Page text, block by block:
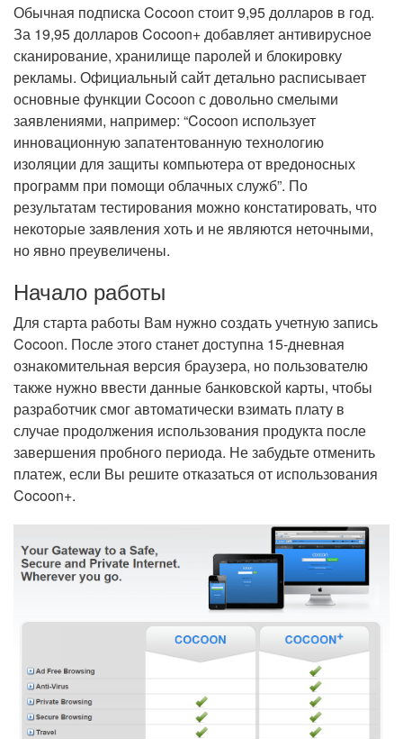
Обычная подписка Cocoon стоит 9,95 долларов в год.
За 19,95 долларов Cocoon+ добавляет антивирусное
сканирование, хранилище паролей и блокировку
рекламы. Официальный сайт детально расписывает
основные функции Cocoon с довольно смелыми
заявлениями, например: “Cocoon использует
инновационную запатентованную технологию
изоляции для защиты компьютера от вредоносных
программ при помощи облачных служб”. По
результатам тестирования можно констатировать, что
некоторые заявления хоть и не являются неточными,
но явно преувеличены.
Начало работы
Для старта работы Вам нужно создать учетную запись
Cocoon. После этого станет доступна 15-дневная
ознакомительная версия браузера, но пользователю
также нужно ввести данные банковской карты, чтобы
разработчик смог автоматически взимать плату в
случае продолжения использования продукта после
завершения пробного периода. Не забудьте отменить
платеж, если Вы решите отказаться от использования
Cocoon+.